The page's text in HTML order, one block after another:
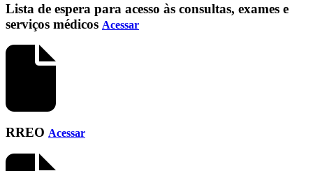
Lista de espera para acesso às consultas, exames e
serviços médicos Acessar
RREO Acessar